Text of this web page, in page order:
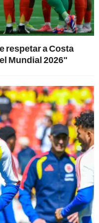
respetar a Costa
Mundial 2026"